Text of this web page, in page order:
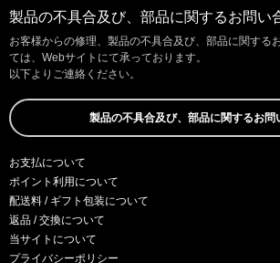
製品の不具合及び、部品に関するお問い
お客様からの修理、製品の不具合及び、部品に関する
ては、Webサイトにて承っております。
以下よりご連絡ください。
製品の不具合及び、部品に関するお問
お支払について
ポイント利用について
配送料 / ギフト包装について
返品 / 交換について
当サイトについて
プライバシーポリシー